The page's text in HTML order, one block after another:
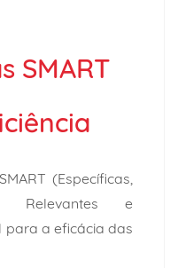
SMART
(Específicas,
Relevantes e
para a eficácia das